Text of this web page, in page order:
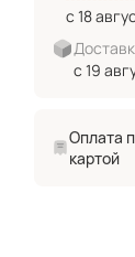
с 18
с 19
Оплата
картой